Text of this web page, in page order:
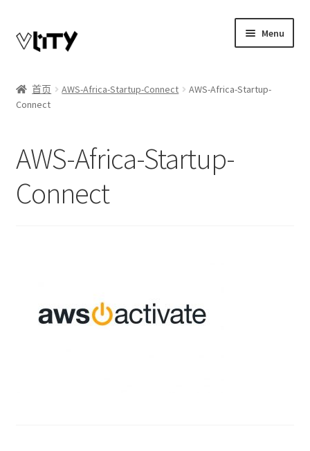
to
to
Menu
博客
Telegram联系
首页 AWS-Africa-Startup-Connect
AWS-Africa-Startup-
Connect
AWS-Africa-Startup-
Connect